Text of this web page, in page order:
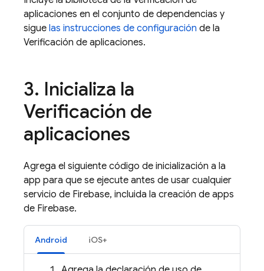
aplicaciones en el conjunto de dependencias y
sigue las instrucciones de configuración de la
Verificación de aplicaciones.
3. Inicializa la
Verificación de
aplicaciones
Agrega el siguiente código de inicialización a la
app para que se ejecute antes de usar cualquier
servicio de Firebase, incluida la creación de apps
de Firebase.
Android iOS+